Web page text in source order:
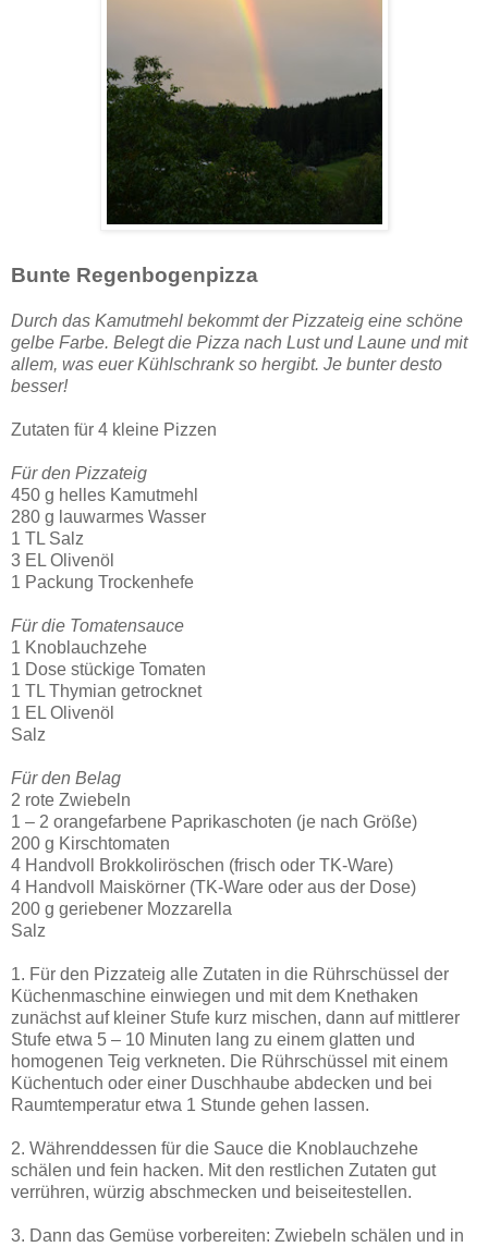
Bunte Regenbogenpizza
Durch das Kamutmehl bekommt der Pizzateig eine schöne
gelbe Farbe. Belegt die Pizza nach Lust und Laune und mit
allem, was euer Kühlschrank so hergibt. Je bunter desto
besser!
Zutaten für 4 kleine Pizzen
Für den Pizzateig
450 g helles Kamutmehl
280 g lauwarmes Wasser
1 TL Salz
3 EL Olivenöl
1 Packung Trockenhefe
Für die Tomatensauce
1 Knoblauchzehe
1 Dose stückige Tomaten
1 TL Thymian getrocknet
1 EL Olivenöl
Salz
Für den Belag
2 rote Zwiebeln
1 – 2 orangefarbene Paprikaschoten (je nach Größe)
200 g Kirschtomaten
4 Handvoll Brokkoliröschen (frisch oder TK-Ware)
4 Handvoll Maiskörner (TK-Ware oder aus der Dose)
200 g geriebener Mozzarella
Salz
1. Für den Pizzateig alle Zutaten in die Rührschüssel der
Küchenmaschine einwiegen und mit dem Knethaken
zunächst auf kleiner Stufe kurz mischen, dann auf mittlerer
Stufe etwa 5 – 10 Minuten lang zu einem glatten und
homogenen Teig verkneten. Die Rührschüssel mit einem
Küchentuch oder einer Duschhaube abdecken und bei
Raumtemperatur etwa 1 Stunde gehen lassen.
2. Währenddessen für die Sauce die Knoblauchzehe
schälen und fein hacken. Mit den restlichen Zutaten gut
verrühren, würzig abschmecken und beiseitestellen.
3. Dann das Gemüse vorbereiten: Zwiebeln schälen und in